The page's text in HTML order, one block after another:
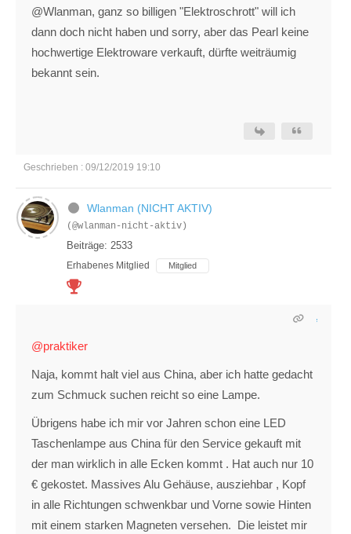
@Wlanman, ganz so billigen "Elektroschrott" will ich
dann doch nicht haben und sorry, aber das Pearl keine
hochwertige Elektroware verkauft, dürfte weiträumig
bekannt sein.
Geschrieben : 09/12/2019 19:10
Wlanman (NICHT AKTIV)
(@wlanman-nicht-aktiv)
Beiträge: 2533
Erhabenes Mitglied Mitglied
@praktiker
Naja, kommt halt viel aus China, aber ich hatte gedacht
zum Schmuck suchen reicht so eine Lampe.
Übrigens habe ich mir vor Jahren schon eine LED
Taschenlampe aus China für den Service gekauft mit
der man wirklich in alle Ecken kommt . Hat auch nur 10
€ gekostet. Massives Alu Gehäuse, ausziehbar , Kopf
in alle Richtungen schwenkbar und Vorne sowie Hinten
mit einem starken Magneten versehen. Die leistet mir